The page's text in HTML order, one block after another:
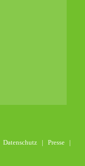
Datenschutz | Presse |